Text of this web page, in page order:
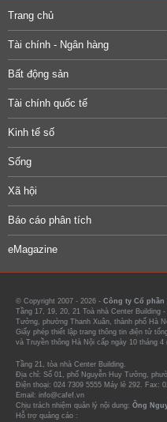
Trang chủ
Tài chính - Ngân hàng
Bất động sản
Tài chính quốc tế
Kinh tế số
Sống
Xã hội
Báo cáo phân tích
eMagazine
© Copyright 2007 - 2026 - Công ty Cổ phần
Tầng 17, 19, 20, 21 Toà nhà Center Building
Tưởng, phường Thanh Xuân, thành phố Hà
Giấy phép thiết lập trang thông tin điện tử
và Truyền thông Hà Nội cấp ngày 10 tháng 4
Tầng 21, tòa nhà Center Building.
Địa chỉ: Số 01, phố Nguyễn Huy Tưởng,
Điện thoại: 024 7309 5555 Máy lẻ 292. Fax:
Email: info@cafef.vn
Chịu trách nhiệm quản lý nội dung: Ông
Hỗ trợ quảng cáo :